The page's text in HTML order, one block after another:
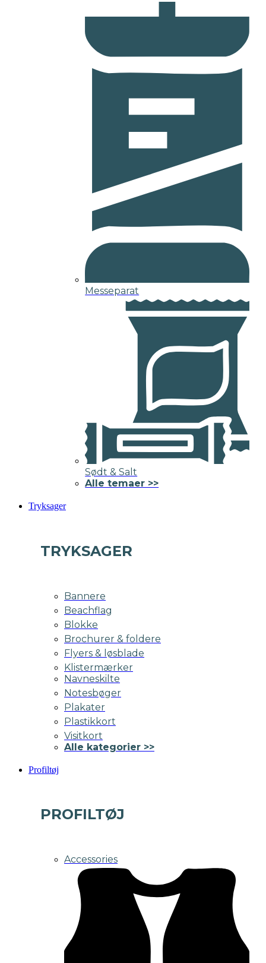
Messeparat
Sødt & Salt
Alle temaer >>
Tryksager
TRYKSAGER
Bannere
Beachflag
Blokke
Brochurer & foldere
Flyers & løsblade
Klistermærker
Navneskilte
Notesbøger
Plakater
Plastikkort
Visitkort
Alle kategorier >>
Profiltøj
PROFILTØJ
Accessories